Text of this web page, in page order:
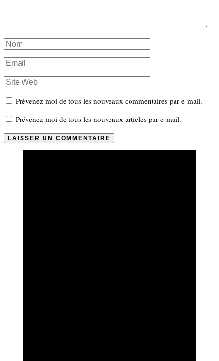
Prévenez-moi de tous les nouveaux commentaires par e-mail.
Prévenez-moi de tous les nouveaux articles par e-mail.